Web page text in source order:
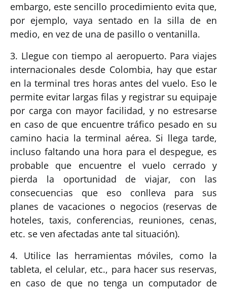
embargo, este sencillo procedimiento evita que,
por ejemplo, vaya sentado en la silla de en
medio, en vez de una de pasillo o ventanilla.
3. Llegue con tiempo al aeropuerto. Para viajes
internacionales desde Colombia, hay que estar
en la terminal tres horas antes del vuelo. Eso le
permite evitar largas filas y registrar su equipaje
por carga con mayor facilidad, y no estresarse
en caso de que encuentre tráfico pesado en su
camino hacia la terminal aérea. Si llega tarde,
incluso faltando una hora para el despegue, es
probable que encuentre el vuelo cerrado y
pierda la oportunidad de viajar, con las
consecuencias que eso conlleva para sus
planes de vacaciones o negocios (reservas de
hoteles, taxis, conferencias, reuniones, cenas,
etc. se ven afectadas ante tal situación).
4. Utilice las herramientas móviles, como la
tableta, el celular, etc., para hacer sus reservas,
en caso de que no tenga un computador de